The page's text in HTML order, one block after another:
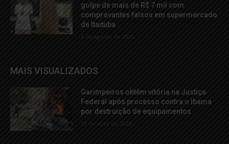
golpe de mais de R$ 7 mil com
comprovantes falsos em supermercado
de Itaituba
6 de agosto de 2026
MAIS VISUALIZADOS
Garimpeiros obtêm vitória na Justiça
Federal após processo contra o Ibama
por destruição de equipamentos
19 de abril de 2023